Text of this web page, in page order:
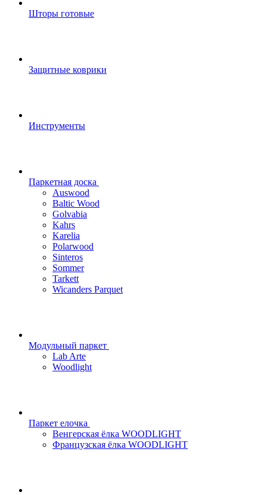
Шторы готовые
Защитные коврики
Инструменты
Паркетная доска
Auswood
Baltic Wood
Golvabia
Kahrs
Karelia
Polarwood
Sinteros
Sommer
Tarkett
Wicanders Parquet
Модульный паркет
Lab Arte
Woodlight
Паркет елочка
Венгерская ёлка WOODLIGHT
Французская ёлка WOODLIGHT